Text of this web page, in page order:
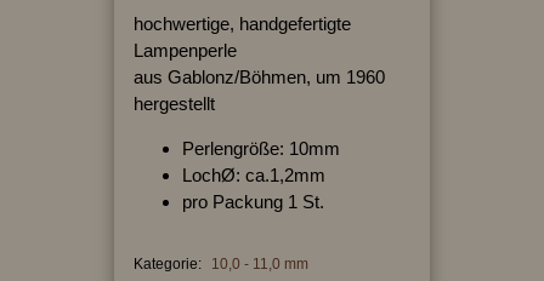
hochwertige, handgefertigte
Lampenperle
aus Gablonz/Böhmen, um 1960
hergestellt
Perlengröße: 10mm
LochØ: ca.1,2mm
pro Packung 1 St.
Kategorie: 10,0 - 11,0 mm